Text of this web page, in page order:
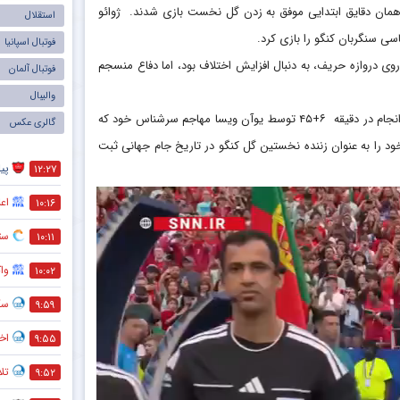
همان دقایق ابتدایی موفق به زدن گل نخست بازی شدند. ژوائو
دروازه حریف، به دنبال افزایش اختلاف بود، اما دفاع منسجم
کنگویی‌هابا افزایش اعتماد به نفس، رفته‌رفته به دنبال رسیدن به گل بودند و سرانجام در دقیقه ۶+۴۵ توسط یوآن ویسا مهاجم سرشناس خود که
را به عنوان زننده نخستین گل کنگو در تاریخ جام جهانی ثبت
اخبار
آنتونیو آدان، دروازه‌بان
استقلال
فوتبال اسپانیا
فوتبال آلمان
والیبال
گالری عکس
۱۲:۲۷
۱۰:۱۶
۱۰:۱۱ ستاره ۲۷
۱۰:۰۲
۹:۵۹
۹:۵۵
۹:۵۲